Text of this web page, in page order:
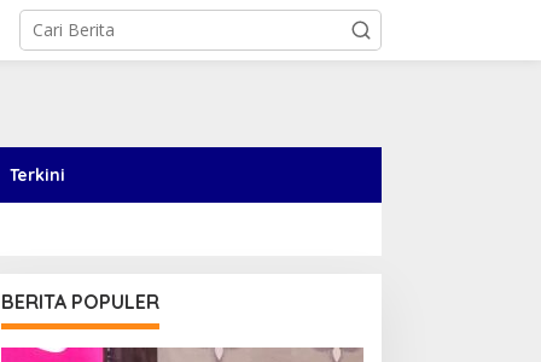
Terkini
BERITA POPULER